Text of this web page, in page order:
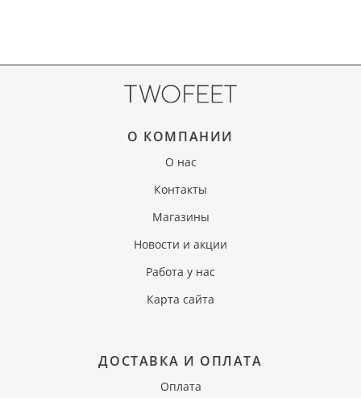
О КОМПАНИИ
О нас
Контакты
Магазины
Новости и акции
Работа у нас
Карта сайта
ДОСТАВКА И ОПЛАТА
Оплата